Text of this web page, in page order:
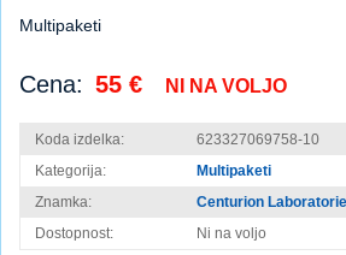
Multipaketi
Cena: 55 € NI NA VOLJO
Koda izdelka:
623327069758-10
Kategorija:
Multipaketi
Znamka:
Centurion
Dostopnost:
Ni na voljo